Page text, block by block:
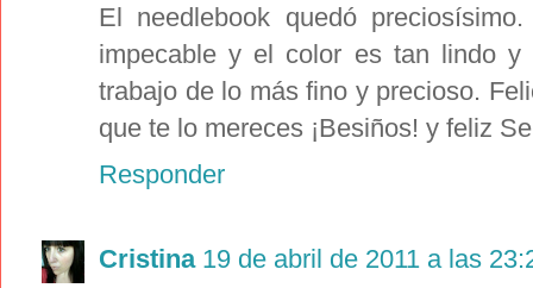
El needlebook quedó
impecable y el color es tan lindo
trabajo de lo más fino y precioso.
que te lo mereces ¡Besiños! y feliz
Responder
Cristina 19 de abril de 2011 a las